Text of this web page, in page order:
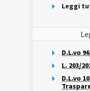
Leggi
D.L.vo
L. 203/
D.L.vo